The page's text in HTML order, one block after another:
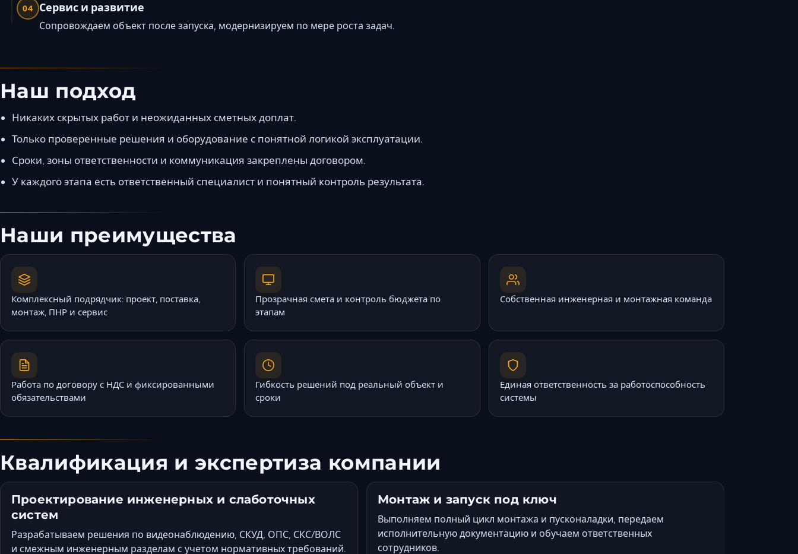
04 Сервис и развитие
Сопровождаем объект после запуска, модернизируем по мере роста задач.
Наш подход
Никаких скрытых работ и неожиданных сметных доплат.
Только проверенные решения и оборудование с понятной логикой эксплуатации.
Сроки, зоны ответственности и коммуникация закреплены договором.
У каждого этапа есть ответственный специалист и понятный контроль результата.
Наши преимущества
Комплексный подрядчик: проект, поставка,
монтаж, ПНР и сервис
Прозрачная смета и контроль бюджета по
этапам
Собственная инженерная и монтажная команда
Работа по договору с НДС и фиксированными
обязательствами
Гибкость решений под реальный объект и
сроки
Единая ответственность за работоспособность
системы
Квалификация и экспертиза компании
Проектирование инженерных и слаботочных
систем
Разрабатываем решения по видеонаблюдению, СКУД, ОПС, СКС/ВОЛС
и смежным инженерным разделам с учетом нормативных требований.
Монтаж и запуск под ключ
Выполняем полный цикл монтажа и пусконаладки, передаем
исполнительную документацию и обучаем ответственных
сотрудников.